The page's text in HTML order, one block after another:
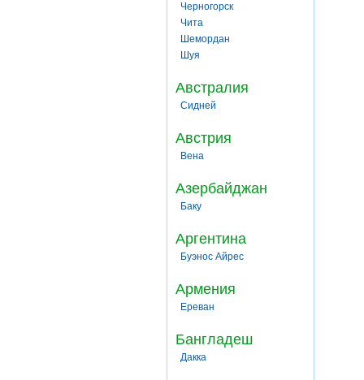
Черногорск
Чита
Шемордан
Шуя
Австралия
Сидней
Австрия
Вена
Азербайджан
Баку
Аргентина
Буэнос Айрес
Армения
Ереван
Бангладеш
Дакка